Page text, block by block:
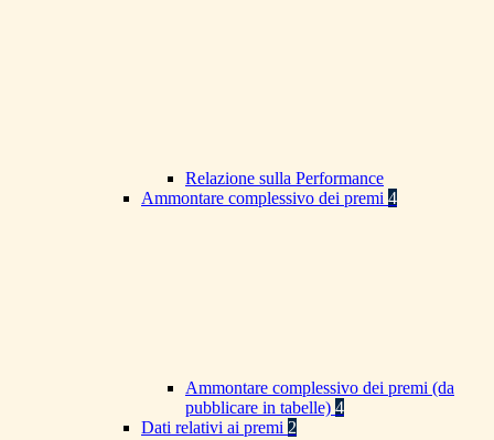
Relazione sulla Performance
Ammontare complessivo dei premi 4
Ammontare complessivo dei premi (da
pubblicare in tabelle) 4
Dati relativi ai premi 2